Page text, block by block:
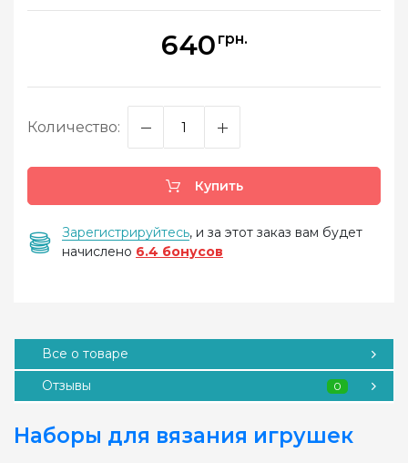
640 грн.
Количество:
Купить
Зарегистрируйтесь, и за этот заказ вам будет
начислено 6.4 бонусов
Все о товаре
Отзывы
0
Наборы для вязания игрушек